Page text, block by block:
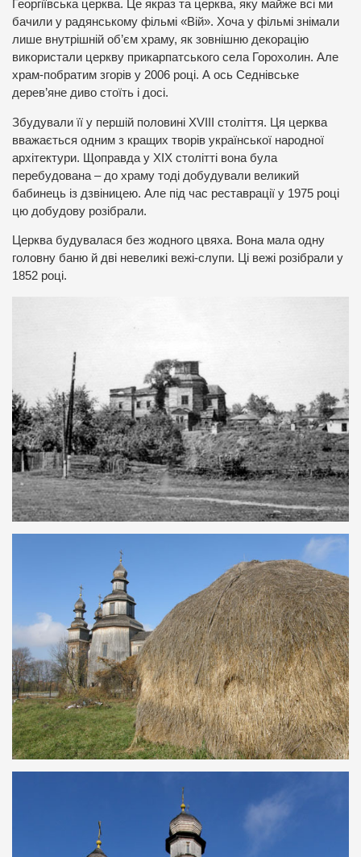
Георгіївська церква. Це якраз та церква, яку майже всі ми
бачили у радянському фільмі «Вій». Хоча у фільмі знімали
лише внутрішній об’єм храму, як зовнішню декорацію
використали церкву прикарпатського села Горохолин. Але
храм-побратим згорів у 2006 році. А ось Седнівське
дерев’яне диво стоїть і досі.
Збудували її у першій половині XVIII століття. Ця церква
вважається одним з кращих творів української народної
архітектури. Щоправда у ХІХ столітті вона була
перебудована – до храму тоді добудували великий
бабинець із дзвіницею. Але під час реставрації у 1975 році
цю добудову розібрали.
Церква будувалася без жодного цвяха. Вона мала одну
головну баню й дві невеликі вежі-слупи. Ці вежі розібрали у
1852 році.